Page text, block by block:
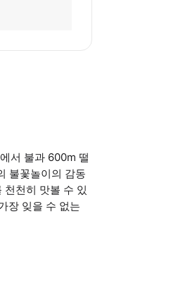
서 불과 600m 떨
불꽃놀이의 감동
천히 맛볼 수 있
장 잊을 수 없는